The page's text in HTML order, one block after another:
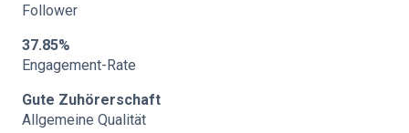
Follower
37.85%
Engagement-Rate
Gute Zuhörerschaft
Allgemeine Qualität